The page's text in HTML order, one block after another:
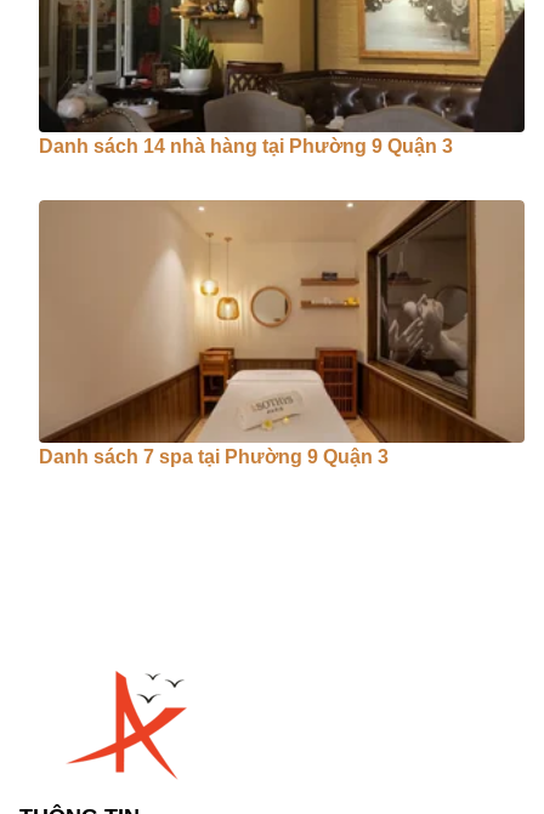
Danh sách 14 nhà hàng tại Phường 9 Quận 3
Danh sách 7 spa tại Phường 9 Quận 3